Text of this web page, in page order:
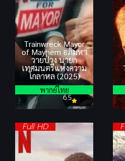
Trainwreck Mayor
of Mayhem อภิมหา
วายป่วง นายก
เทศมนตรีแห่งความ
โกลาหล (2025)
6.5
พากย์ไทย
Full HD